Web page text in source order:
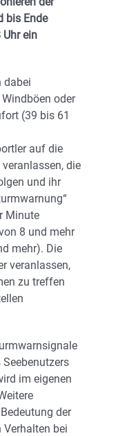
bis Ende
ein
dabei
oder
(39 bis 61
auf die
die
und ihr
Minute
8 und mehr
mehr). Die
veranlassen,
zu treffen
im eigenen
der
bei